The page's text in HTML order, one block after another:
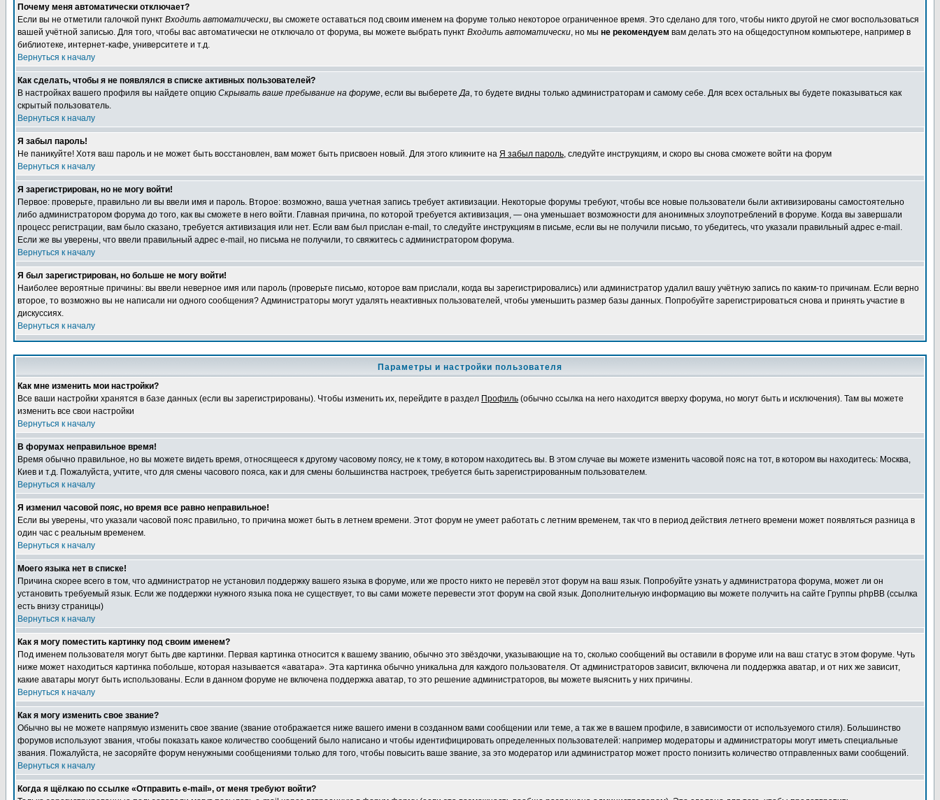
Почему меня автоматически отключает?
Если вы не отметили галочкой пункт Входить автоматически, вы сможете оставаться под своим именем на форуме только некоторое ограниченное время. Это сделано для того, чтобы никто другой не смог воспользоваться
вашей учётной записью. Для того, чтобы вас автоматически не отключало от форума, вы можете выбрать пункт Входить автоматически, но мы не рекомендуем вам делать это на общедоступном компьютере, например в
библиотеке, интернет-кафе, университете и т.д.
Вернуться к началу
Как сделать, чтобы я не появлялся в списке активных пользователей?
В настройках вашего профиля вы найдете опцию Скрывать ваше пребывание на форуме, если вы выберетеДа, то будете видны только администраторам и самому себе. Для всех остальных вы будете показываться как
скрытый пользователь.
Вернуться к началу
Я забыл пароль!
Не паникуйте! Хотя ваш пароль и не может быть восстановлен, вам может быть присвоен новый. Для этого кликните на Я забыл пароль, следуйте инструкциям, и скоро вы снова сможете войти на форум
Вернуться к началу
Я зарегистрирован, но не могу войти!
Первое: проверьте, правильно ли вы ввели имя и пароль. Второе: возможно, ваша учетная запись требует активизации. Некоторые форумы требуют, чтобы все новые пользователи были активизированы самостоятельно
либо администратором форума до того, как вы сможете в него войти. Главная причина, по которой требуется активизация, — она уменьшает возможности для анонимных злоупотреблений в форуме. Когда вы завершали
процесс регистрации, вам было сказано, требуется активизация или нет. Если вам был прислан e-mail, то следуйте инструкциям в письме, если вы не получили письмо, то убедитесь, что указали правильный адрес e-mail.
Если же вы уверены, что ввели правильный адрес e-mail, но письма не получили, то свяжитесь с администратором форума.
Вернуться к началу
Я был зарегистрирован, но больше не могу войти!
Наиболее вероятные причины: вы ввели неверное имя или пароль (проверьте письмо, которое вам прислали, когда вы зарегистрировались) или администратор удалил вашу учётную запись по каким-то причинам. Если верно
второе, то возможно вы не написали ни одного сообщения? Администраторы могут удалять неактивных пользователей, чтобы уменьшить размер базы данных. Попробуйте зарегистрироваться снова и принять участие в
дискуссиях.
Вернуться к началу
Параметры и настройки пользователя
Как мне изменить мои настройки?
Все ваши настройки хранятся в базе данных (если вы зарегистрированы). Чтобы изменить их, перейдите в раздел Профиль (обычно ссылка на него находится вверху форума, но могут быть и исключения). Там вы можете
изменить все свои настройки
Вернуться к началу
В форумах неправильное время!
Время обычно правильное, но вы можете видеть время, относящееся к другому часовому поясу, не к тому, в котором находитесь вы. В этом случае вы можете изменить часовой пояс на тот, в котором вы находитесь: Москва,
Киев и т.д. Пожалуйста, учтите, что для смены часового пояса, как и для смены большинства настроек, требуется быть зарегистрированным пользователем.
Вернуться к началу
Я изменил часовой пояс, но время все равно неправильное!
Если вы уверены, что указали часовой пояс правильно, то причина может быть в летнем времени. Этот форум не умеет работать с летним временем, так что в период действия летнего времени может появляться разница в
один час с реальным временем.
Вернуться к началу
Моего языка нет в списке!
Причина скорее всего в том, что администратор не установил поддержку вашего языка в форуме, или же просто никто не перевёл этот форум на ваш язык. Попробуйте узнать у администратора форума, может ли он
установить требуемый язык. Если же поддержки нужного языка пока не существует, то вы сами можете перевести этот форум на свой язык. Дополнительную информацию вы можете получить на сайте Группы phpBB (ссылка
есть внизу страницы)
Вернуться к началу
Как я могу поместить картинку под своим именем?
Под именем пользователя могут быть две картинки. Первая картинка относится к вашему званию, обычно это звёздочки, указывающие на то, сколько сообщений вы оставили в форуме или на ваш статус в этом форуме. Чуть
ниже может находиться картинка побольше, которая называется «аватара». Эта картинка обычно уникальна для каждого пользователя. От администраторов зависит, включена ли поддержка аватар, и от них же зависит,
какие аватары могут быть использованы. Если в данном форуме не включена поддержка аватар, то это решение администраторов, вы можете выяснить у них причины.
Вернуться к началу
Как я могу изменить свое звание?
Обычно вы не можете напрямую изменить свое звание (звание отображается ниже вашего имени в созданном вами сообщении или теме, а так же в вашем профиле, в зависимости от используемого стиля). Большинство
форумов используют звания, чтобы показать какое количество сообщений было написано и чтобы идентифицировать определенных пользователей: например модераторы и администраторы могут иметь специальные
звания. Пожалуйста, не засоряйте форум ненужными сообщениями только для того, чтобы повысить ваше звание, за это модератор или администратор может просто понизить количество отправленных вами сообщений.
Вернуться к началу
Когда я щёлкаю по ссылке «Отправить e-mail», от меня требуют войти?